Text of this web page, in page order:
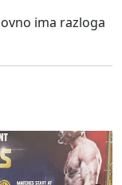
ima razloga